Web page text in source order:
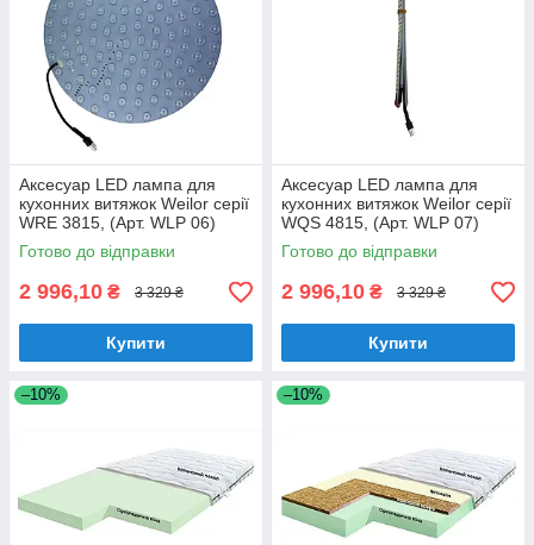
Аксесуар LED лампа для
кухонних витяжок Weilor серії
WRE 3815, (Арт. WLP 06)
Готово до відправки
2 996,10 ₴ 3 329 ₴
Купити
Аксесуар LED лампа для
кухонних витяжок Weilor серії
WQS 4815, (Арт. WLP 07)
Готово до відправки
2 996,10 ₴ 3 329 ₴
Купити
–10% –10%